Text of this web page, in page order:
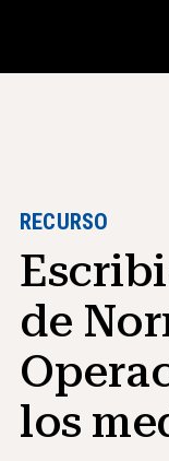
Recursos
Cursos
institutos
RECURSO
de
los